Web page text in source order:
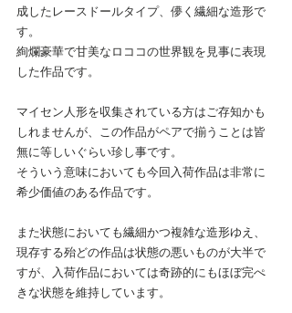
成したレースドールタイプ、儚く繊細な造形で
す。
絢爛豪華で甘美なロココの世界観を見事に表現
した作品です。
マイセン人形を収集されている方はご存知かも
しれませんが、この作品がペアで揃うことは皆
無に等しいぐらい珍し事です。
そういう意味においても今回入荷作品は非常に
希少価値のある作品です。
また状態においても繊細かつ複雑な造形ゆえ、
現存する殆どの作品は状態の悪いものが大半で
すが、入荷作品においては奇跡的にもほぼ完ぺ
きな状態を維持しています。